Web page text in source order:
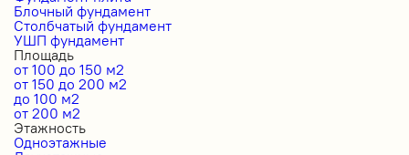
Блочный фундамент
Столбчатый фундамент
УШП фундамент
Площадь
от 100 до 150 м2
от 150 до 200 м2
до 100 м2
от 200 м2
Этажность
Одноэтажные